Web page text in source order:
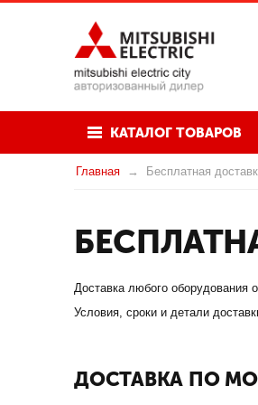
КАТАЛОГ ТОВАРОВ
Главная Бесплатная
Доставка любого оборудования
Условия, сроки и детали
ДОСТАВКА ПО